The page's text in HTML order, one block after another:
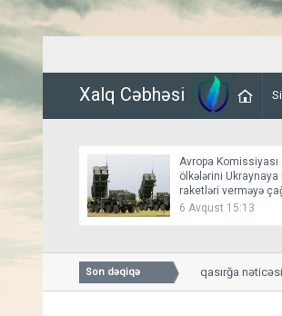
Xalq Cəbhəsi
Avropa Komissiyası
ölkələrini Ukraynaya
raketləri verməyə
6 Avqust 15:13
Son dəqiqə
Smolenskdə güclü qasırğa